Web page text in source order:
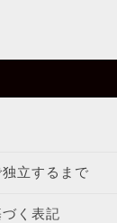
立するまで
く表記